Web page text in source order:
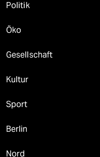
Politik
Öko
Gesellschaft
Kultur
Sport
Berlin
Nord